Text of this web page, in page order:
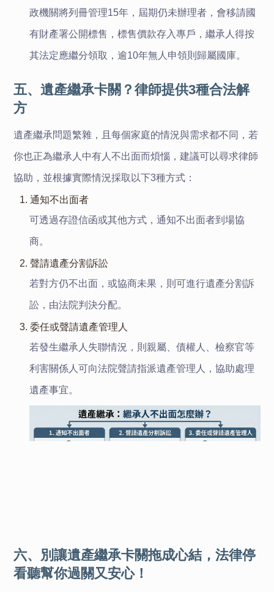
政機關將列冊管理15年，屆期仍未辦理者，會移請國
有財產署公開標售，標售價款存入專戶，繼承人得按
其法定應繼分領取，逾10年無人申領則歸屬國庫。
五、遺產繼承卡關？律師提供3種合法解
方
遺產繼承問題繁雜，且每個家庭的情況與需求都不同，若
你也正為繼承人中有人不出面而煩惱，建議可以尋求律師
協助，並根據實際情況採取以下3種方式：
1. 通知不出面者
可透過存證信函或其他方式，通知不出面者到場協
商。
2. 聲請遺產分割訴訟
若對方仍不出面，或協商未果，則可進行遺產分割訴
訟，由法院判決分配。
3. 委任或聲請遺產管理人
若發生繼承人失聯情況，則親屬、債權人、檢察官等
利害關係人可向法院聲請指派遺產管理人，協助處理
遺產事宜。
六、別讓遺產繼承卡關拖成心結，法律停
看聽幫你過關又安心！